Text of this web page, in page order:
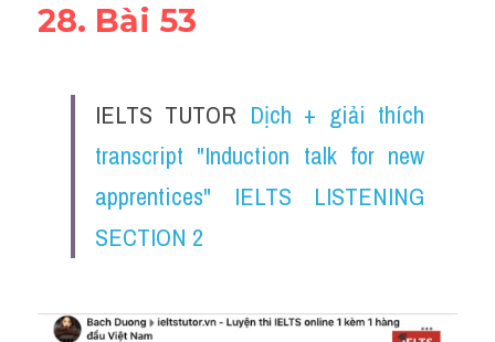
28. Bài 53
IELTS TUTOR Dịch + giải thích
transcript "Induction talk for new
apprentices" IELTS LISTENING
SECTION 2